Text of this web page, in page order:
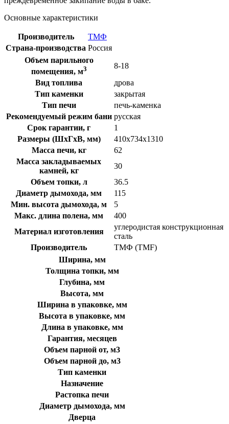
Основные характеристики
Производитель
ТМФ
Страна-производства Россия
Объем парильного
помещения, м3
8-18
Вид топлива
дрова
Тип каменки
закрытая
Тип печи
печь-каменка
Рекомендуемый режим бани русская
Срок гарантии, г
1
Размеры (ШxГxВ, мм)
410x734x1310
Масса печи, кг
62
Масса закладываемых
камней, кг
30
Объем топки, л
36.5
Диаметр дымохода, мм
115
Мин. высота дымохода, м
5
Макс. длина полена, мм
400
Материал изготовления
углеродистая конструкционная
сталь
Производитель
ТМФ (TMF)
Ширина, мм
Толщина топки, мм
Глубина, мм
Высота, мм
Ширина в упаковке, мм
Высота в упаковке, мм
Длина в упаковке, мм
Гарантия, месяцев
Объем парной от, м3
Объем парной до, м3
Тип каменки
Назначение
Растопка печи
Диаметр дымохода, мм
Дверца